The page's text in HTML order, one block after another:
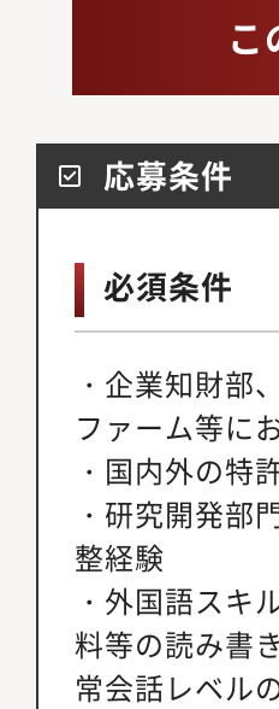
応募条件
必須条件
・企業知財部
ファーム等に
・国内外の特
・研究開発部
整経験
・外国語スキ
料等の読み書
常会話レベル